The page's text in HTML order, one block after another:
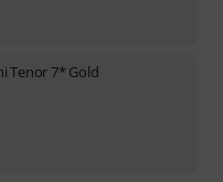
Tenor 7* Gold